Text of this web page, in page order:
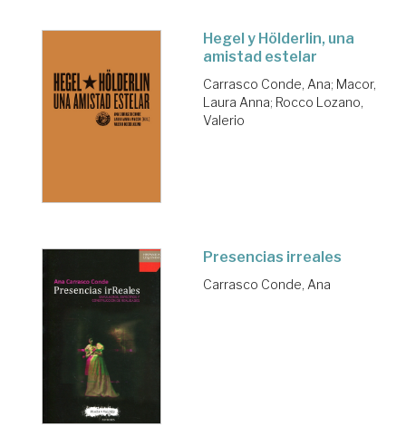
Hegel y Hölderlin, una
amistad estelar
Carrasco Conde, Ana; Macor,
Laura Anna; Rocco Lozano,
Valerio
Presencias irreales
Carrasco Conde, Ana